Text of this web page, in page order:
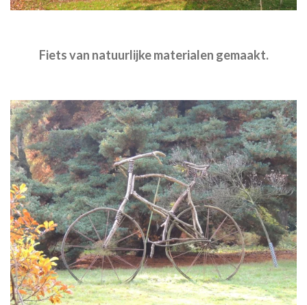
Fiets van natuurlijke materialen gemaakt.